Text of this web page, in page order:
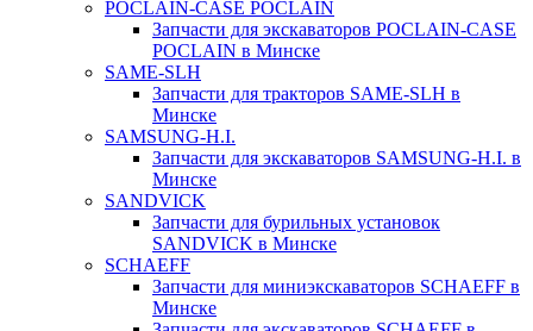
POCLAIN-CASE POCLAIN
Запчасти для экскаваторов POCLAIN-CASE
POCLAIN в Минске
SAME-SLH
Запчасти для тракторов SAME-SLH в
Минске
SAMSUNG-H.I.
Запчасти для экскаваторов SAMSUNG-H.I. в
Минске
SANDVICK
Запчасти для бурильных установок
SANDVICK в Минске
SCHAEFF
Запчасти для миниэкскаваторов SCHAEFF в
Минске